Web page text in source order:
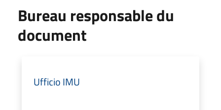
Bureau responsable du
document
Ufficio IMU